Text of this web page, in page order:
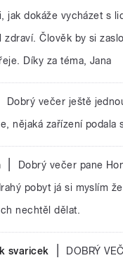
jak dokáže vycházet s
zdraví. Člověk by si
Díky za téma, Jana
Dobrý večer ještě
nějaká zařízení podala
Dobrý večer pane
pobyt já si myslím
nechtěl dělat.
svaricek DOBRÝ